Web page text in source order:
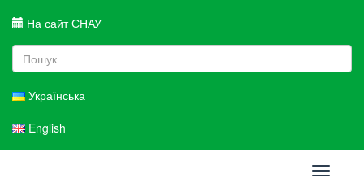
На сайт СНАУ
Українська
English
Toggle